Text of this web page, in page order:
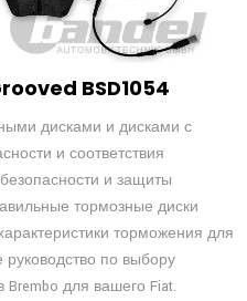
BSD1054
дисками и дисками с
и соответствия
и защиты
тормозные диски
торможения для
руководство по выбору
для вашего Fiat.